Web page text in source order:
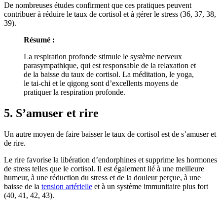
De nombreuses études confirment que ces pratiques peuvent
contribuer à réduire le taux de cortisol et à gérer le stress (36, 37, 38,
39).
Résumé :
La respiration profonde stimule le système nerveux
parasympathique, qui est responsable de la relaxation et
de la baisse du taux de cortisol. La méditation, le yoga,
le tai-chi et le qigong sont d’excellents moyens de
pratiquer la respiration profonde.
5. S’amuser et rire
Un autre moyen de faire baisser le taux de cortisol est de s’amuser et
de rire.
Le rire favorise la libération d’endorphines et supprime les hormones
de stress telles que le cortisol. Il est également lié à une meilleure
humeur, à une réduction du stress et de la douleur perçue, à une
baisse de la tension artérielle et à un système immunitaire plus fort
(40, 41, 42, 43).